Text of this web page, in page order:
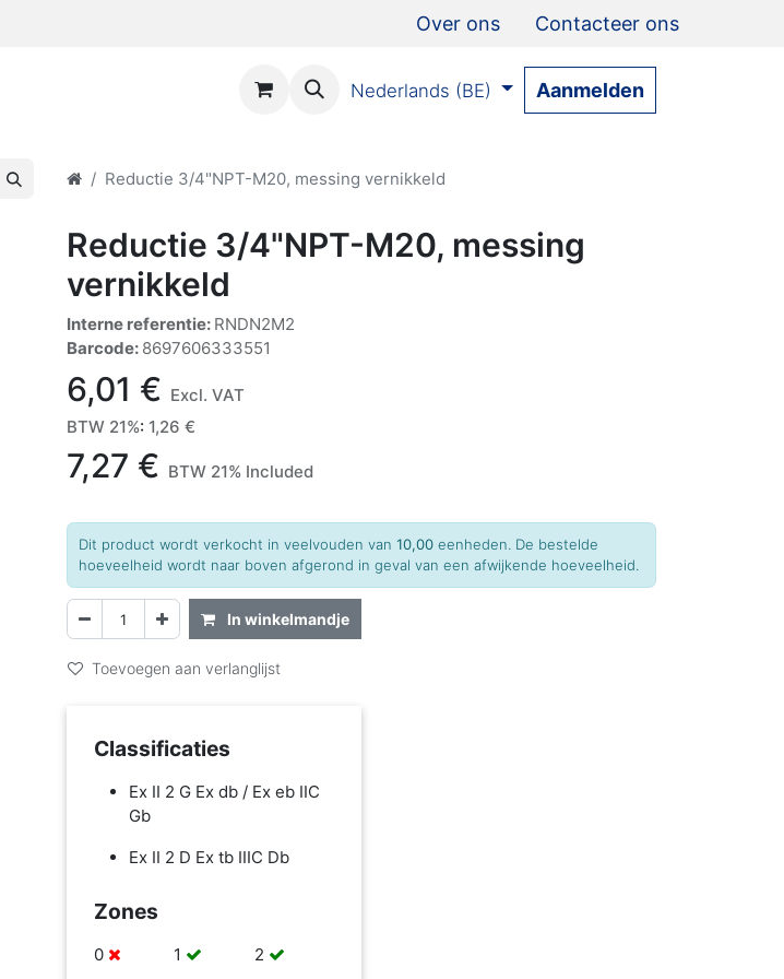
Over ons Contacteer ons
Nederlands (BE) Aanmelden
Reductie 3/4"NPT-M20, messing vernikkeld
Reductie 3/4"NPT-M20, messing
vernikkeld
Interne referentie: RNDN2M2
Barcode: 8697606333551
6,01 € Excl. VAT
BTW 21%: 1,26 €
7,27 € BTW 21% Included
Dit product wordt verkocht in veelvouden van 10,00 eenheden. De bestelde
hoeveelheid wordt naar boven afgerond in geval van een afwijkende hoeveelheid.
In winkelmandje
Toevoegen aan verlanglijst
Classificaties
Ex II 2 G Ex db / Ex eb IIC
Gb
Ex II 2 D Ex tb IIIC Db
Zones
0 1 2